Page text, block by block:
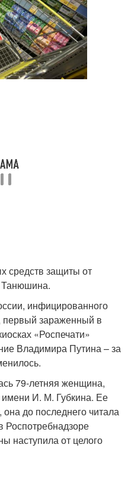
средств защиты от
Танюшина.
инфицированного
первый зараженный в
«Роспечати»
Владимира Путина – за
79-летняя женщина,
И. М. Губкина. Ее
до последнего читала
Роспотребнадзоре
наступила от целого